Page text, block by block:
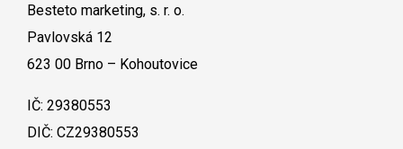
Besteto marketing, s. r. o.
Pavlovská 12
623 00 Brno – Kohoutovice
IČ: 29380553
DIČ: CZ29380553